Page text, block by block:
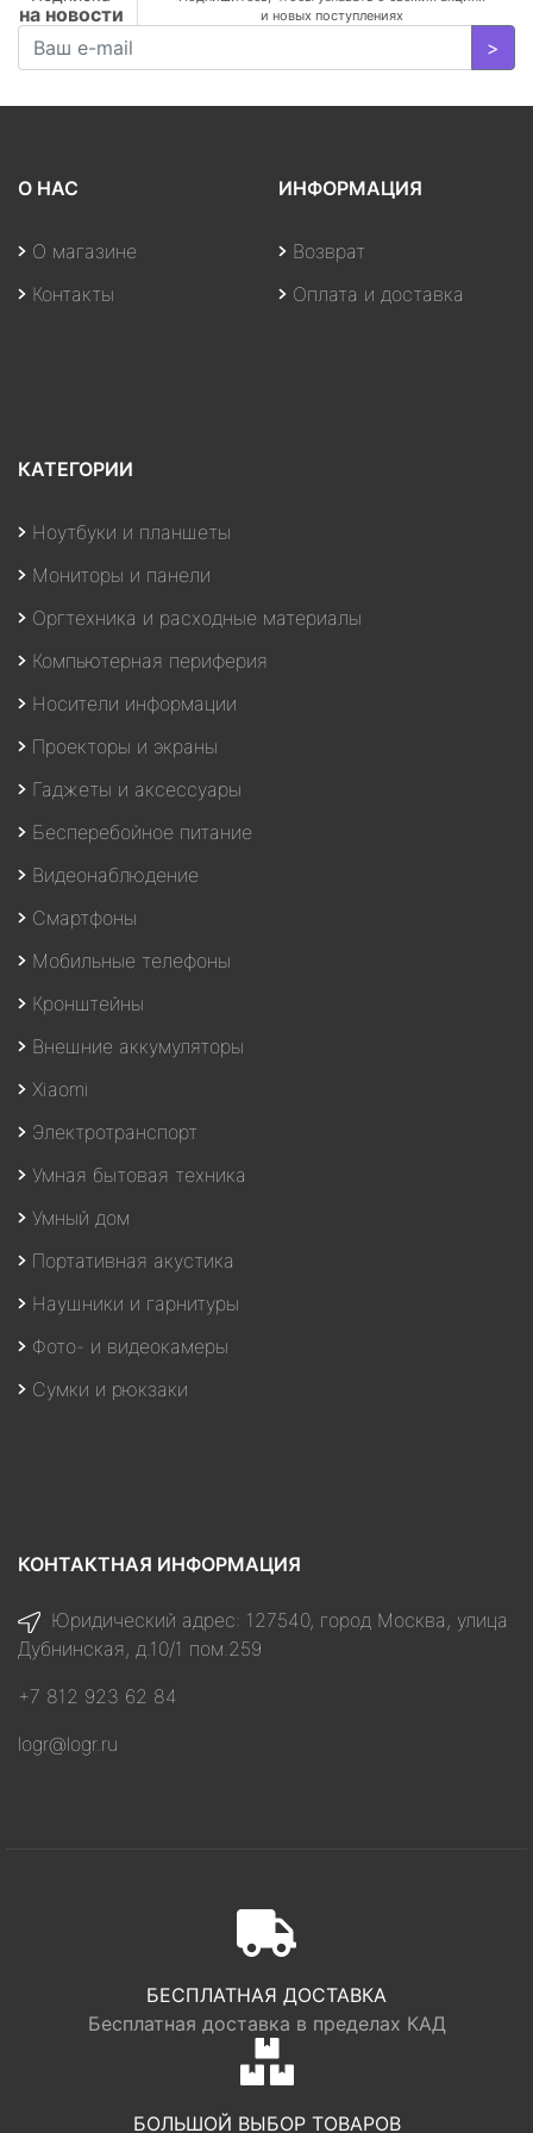
Speakers, 3Y, Black
на новости
и новых поступлениях
>
О НАС
О магазине
Контакты
ИНФОРМАЦИЯ
Возврат
Оплата и доставка
КАТЕГОРИИ
Ноутбуки и планшеты
Мониторы и панели
Оргтехника и расходные материалы
Компьютерная периферия
Носители информации
Проекторы и экраны
Гаджеты и аксессуары
Бесперебойное питание
Видеонаблюдение
Смартфоны
Мобильные телефоны
Кронштейны
Внешние аккумуляторы
Xiaomi
Электротранспорт
Умная бытовая техника
Умный дом
Портативная акустика
Наушники и гарнитуры
Фото- и видеокамеры
Сумки и рюкзаки
КОНТАКТНАЯ ИНФОРМАЦИЯ
Юридический адрес: 127540, город Москва, улица
Дубнинская, д.10/1 пом.259
+7 812 923 62 84
logr@logr.ru
БЕСПЛАТНАЯ ДОСТАВКА
Бесплатная доставка в пределах КАД
БОЛЬШОЙ ВЫБОР ТОВАРОВ